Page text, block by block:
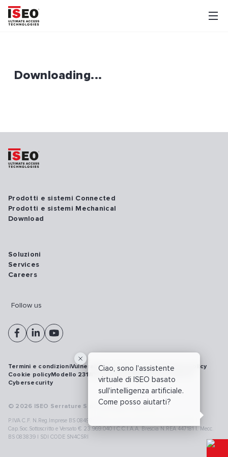
Downloading...
Ciao, sono l'assistente
virtuale di ISEO basato
sull'intelligenza artificiale.
Come posso aiutarti?
Prodotti e sistemi Connected
Prodotti e sistemi Mechanical
Download
Soluzioni
Services
Careers
Follow us
© 2026 ISEO Serrature S.p.A. All right reserved
P.IVA C.F. N.Reg.Imprese BS 08499190018 | Cap.Soc.Deliberato € 24.340.965 |
Cap.Soc.Sottoscritto e Versato € 23.969.040 | C.C.I.A.A. Brescia N.REA 447181 |. Mecc.
BS 083839 | SDI CODE SN4CSRI
Termini e condizioniVulnerability disclosure policyPrivacy policy
Cookie policyModello 231WhistleblowingRichiamo prodotti
Cybersecurity